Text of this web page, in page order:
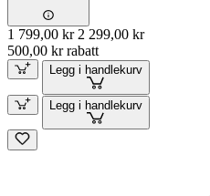
1 799,00 kr 2 299,00 kr
500,00 kr rabatt
Legg i handlekurv
Legg i handlekurv